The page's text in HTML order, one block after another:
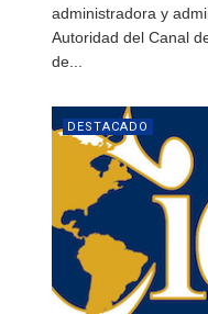
administradora y
Autoridad del Canal
de...
DESTACADO